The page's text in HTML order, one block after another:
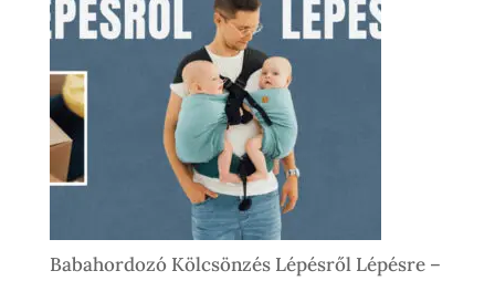
Babahordozó Kölcsönzés Lépésről Lépésre –